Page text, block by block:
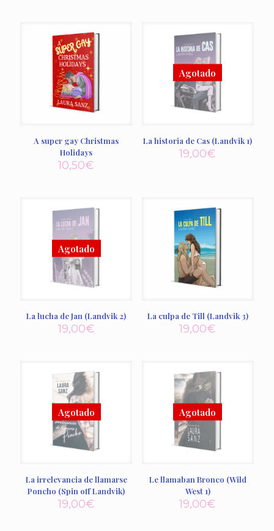
A super gay Christmas
Holidays
10,50€
La historia de Cas (Landvik 1)
19,00€
La lucha de Jan (Landvik 2)
19,00€
La culpa de Till (Landvik 3)
19,00€
La irrelevancia de llamarse
Poncho (Spin off Landvik)
19,00€
Le llamaban Bronco (Wild
West 1)
19,00€